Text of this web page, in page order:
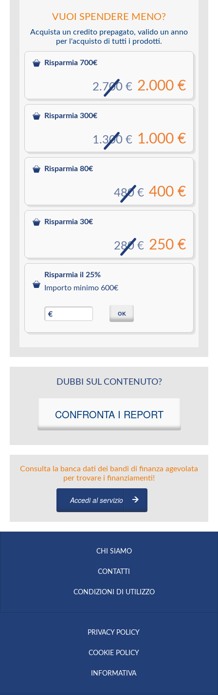
VUOI SPENDERE MENO?
Acquista un credito prepagato, valido un anno
per l'acquisto di tutti i prodotti.
Risparmia 700€
2.000 €
2.700 €
Risparmia 300€
1.000 €
1.300 €
Risparmia 80€
400 €
480 €
Risparmia 30€
250 €
280 €
Risparmia il 25%
Importo minimo 600€
€ OK
DUBBI SUL CONTENUTO?
CONFRONTA I REPORT
Consulta la banca dati dei bandi di finanza agevolata
per trovare i finanziamenti!
Accedi al servizio
CHI SIAMO
CONTATTI
CONDIZIONI DI UTILIZZO
PRIVACY POLICY
COOKIE POLICY
INFORMATIVA